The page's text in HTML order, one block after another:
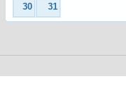
30 31